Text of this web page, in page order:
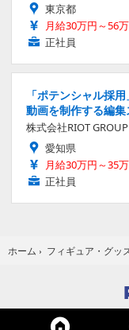
東京都
月給30万円～56
正社員
「ポテンシャル採
動画を制作する編集
株式会社RIOT GROUP
愛知県
月給30万円～35
正社員
ホーム › フィギュア・グッ